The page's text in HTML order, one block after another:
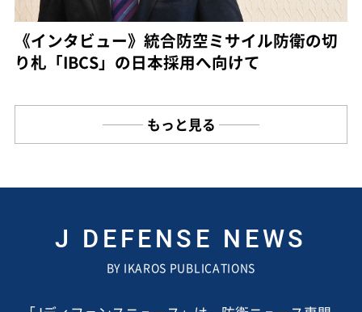
《インタビュー》統合防空ミサイル防衛の切
り札「IBCS」の日本採用へ向けて
もっと見る
J DEFENSE NEWS
BY IKAROS PUBLICATIONS